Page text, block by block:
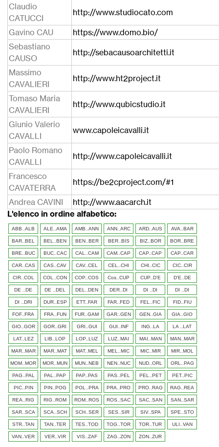
Claudio
CATUCCI
http://www.studiocato.com
Gavino CAU
https://www.domo.bio/
Sebastiano
CAUSO
http://sebacausoarchitetti.it
Massimo
CAVALIERI
http://www.ht2project.it
Tomaso Maria
CAVALIERI
http://www.qubicstudio.it
Giunio Valerio
CAVALLI
www.capoleicavalli.it
Paolo Romano
CAVALLI
http://www.capoleicavalli.it
Francesco
CAVATERRA
https://be2cproject.com/#1
Andrea CAVINI
http://www.aacarch.it
L'elenco in ordine alfabetico:
ABB..ALB ALE..AMA AMB..ANN ANN..ARC ARD..AUS AVA..BAR
BAR..BEL BEL..BEN BEN..BER BER..BIS BIZ..BOR BOR..BRE
BRE..BUC BUC..CAC CAL..CAM CAM..CAP CAP..CAP CAP..CAR
CAR..CAS CAS..CAV CAV..CEL CEL..CHI CHI..CIC CIC..CIR
CIR..COL COL..CON COP..COS Cos..CUP CUP..D'E D'E..DE
DE ..DE DE ..DEL DEL..DEN DER..DI DI ..DI DI ..DI
DI ..DRI DUR..ESP ETT..FAR FAR..FED FEL..FIC FID..FIU
FOF..FRA FRA..FUN FUR..GAM GAR..GEN GEN..GIA GIA..GIO
GIO..GOR GOR..GRI GRI..GUI GUI..INF ING..LA LA ..LAT
LAT..LEZ LIB..LOP LOP..LUZ LUZ..MAI MAI..MAN MAN..MAR
MAR..MAR MAR..MAT MAT..MEL MEL..MIC MIC..MIR MIR..MOL
MOM..MOR MOR..MUN MUN..NEB NEN..NUC NUD..ORL ORL..PAG
PAG..PAL PAL..PAP PAP..PAS PAS..PEL PEL..PET PET..PIC
PIC..PIN PIN..POG POL..PRA PRA..PRO PRO..RAG RAG..REA
REA..RIG RIG..ROM ROM..ROS ROS..SAC SAC..SAN SAN..SAR
SAR..SCA SCA..SCH SCH..SER SES..SIR SIV..SPA SPE..STO
STR..TAN TAN..TER TES..TOD TOG..TOR TOR..TUR ULI..VAN
VAN..VER VER..VIR VIS..ZAF ZAG..ZON ZON..ZUR